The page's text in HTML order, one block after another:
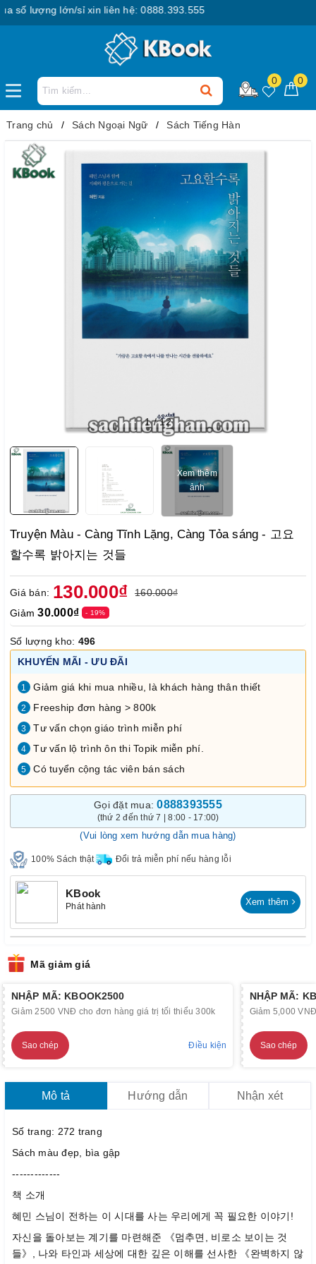
lượng lớn/sỉ xin liên hệ: 0888.393.555
0 0
Trang chủ Sách Ngoại Ngữ Sách Tiếng Hàn
1/12
Xem thêm
ảnh
Truyện Màu - Càng Tĩnh Lặng, Càng Tỏa sáng - 고요
할수록 밝아지는 것들
Giá bán: 130.000₫
160.000₫
Giảm30.000₫ - 19%
Số lượng kho: 496
KHUYẾN MÃI - ƯU ĐÃI
1 Giảm giá khi mua nhiều, là khách hàng thân thiết
2 Freeship đơn hàng > 800k
3 Tư vấn chọn giáo trình miễn phí
4 Tư vấn lộ trình ôn thi Topik miễn phí.
5 Có tuyển cộng tác viên bán sách
Gọi đặt mua:0888393555
(thứ 2 đến thứ 7 | 8:00 - 17:00)
(Vui lòng xem hướng dẫn mua hàng)
100% Sách thật Đổi trả miễn phí nếu hàng lỗi
KBook
Phát hành Xem thêm
Mã giảm giá
NHẬP MÃ: KBOOK2500
Giảm 2500 VNĐ cho đơn hàng giá trị tối thiểu 300k
Sao chép Điều kiện
NHẬP MÃ:
Giảm 5,000
Sao chép
Mô tả Hướng dẫn Nhận xét
Số trang: 272 trang
Sách màu đẹp, bìa gập
-------------
책 소개
혜민 스님이 전하는 이 시대를 사는 우리에게 꼭 필요한 이야기!
자신을 돌아보는 계기를 마련해준 《멈추면, 비로소 보이는 것
들》, 나와 타인과 세상에 대한 깊은 이해를 선사한 《완벽하지 않